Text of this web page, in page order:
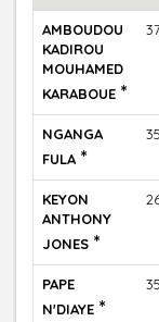
AMBOUDOU
KADIROU
MOUHAMED
KARABOUE *
NGANGA
FULA *
35
KEYON
ANTHONY
JONES *
PAPE
N'DIAYE *
35